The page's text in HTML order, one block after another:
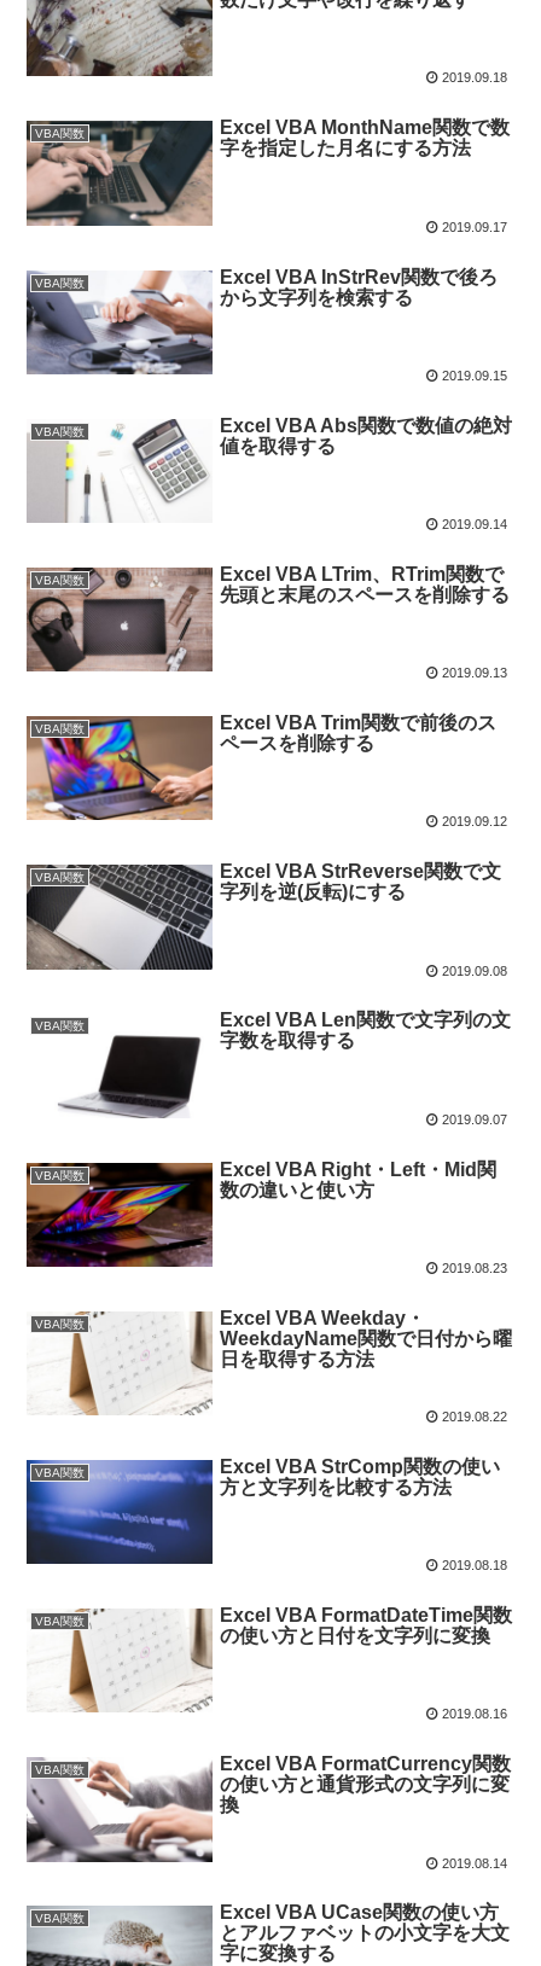
2019.09.18
VBA関数
Excel VBA MonthName関数で数
字を指定した月名にする方法
2019.09.17
VBA関数
Excel VBA InStrRev関数で後ろ
から文字列を検索する
2019.09.15
VBA関数
Excel VBA Abs関数で数値の絶対
値を取得する
2019.09.14
VBA関数
Excel VBA LTrim、RTrim関数で
先頭と末尾のスペースを削除する
2019.09.13
VBA関数
Excel VBA Trim関数で前後のス
ペースを削除する
2019.09.12
VBA関数
Excel VBA StrReverse関数で文
字列を逆(反転)にする
2019.09.08
VBA関数
Excel VBA Len関数で文字列の文
字数を取得する
2019.09.07
VBA関数
Excel VBA Right・Left・Mid関
数の違いと使い方
2019.08.23
VBA関数
Excel VBA Weekday・
WeekdayName関数で日付から曜
日を取得する方法
2019.08.22
VBA関数
Excel VBA StrComp関数の使い
方と文字列を比較する方法
2019.08.18
VBA関数
Excel VBA FormatDateTime関数
の使い方と日付を文字列に変換
2019.08.16
VBA関数
Excel VBA FormatCurrency関数
の使い方と通貨形式の文字列に変
換
2019.08.14
VBA関数
Excel VBA UCase関数の使い方
とアルファベットの小文字を大文
字に変換する